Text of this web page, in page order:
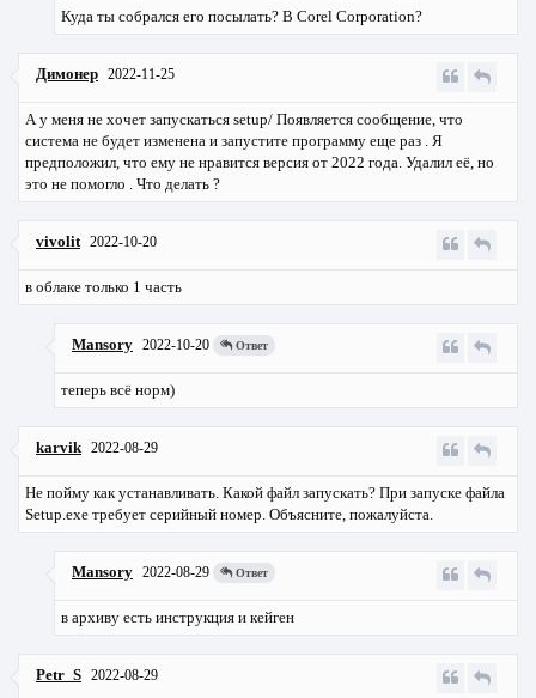
Куда ты собрался его посылать? В Corel Corporation?
Димонер 2022-11-25
А у меня не хочет запускаться setup/ Появляется сообщение, что
система не будет изменена и запустите программу еще раз . Я
предположил, что ему не нравится версия от 2022 года. Удалил её, но
это не помогло . Что делать ?
vivolit 2022-10-20
в облаке только 1 часть
Mansory 2022-10-20 Ответ
теперь всё норм)
karvik 2022-08-29
Не пойму как устанавливать. Какой файл запускать? При запуске файла
Setup.exe требует серийный номер. Объясните, пожалуйста.
Mansory 2022-08-29 Ответ
в архиву есть инструкция и кейген
Petr_S 2022-08-29